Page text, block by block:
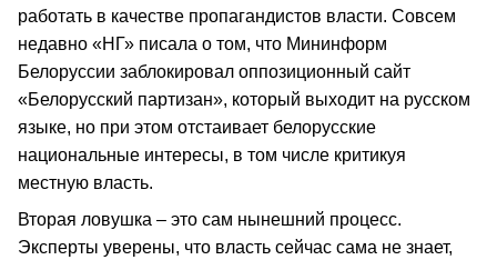
работать в качестве пропагандистов власти. Совсем
недавно «НГ» писала о том, что Мининформ
Белоруссии заблокировал оппозиционный сайт
«Белорусский партизан», который выходит на русском
языке, но при этом отстаивает белорусские
национальные интересы, в том числе критикуя
местную власть.
Вторая ловушка – это сам нынешний процесс.
Эксперты уверены, что власть сейчас сама не знает,